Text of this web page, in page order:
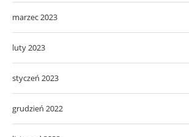
marzec 2023
luty 2023
styczeń 2023
grudzień 2022